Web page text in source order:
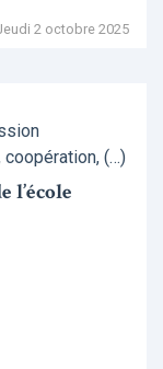
2 octobre 2025
(…)
l’école